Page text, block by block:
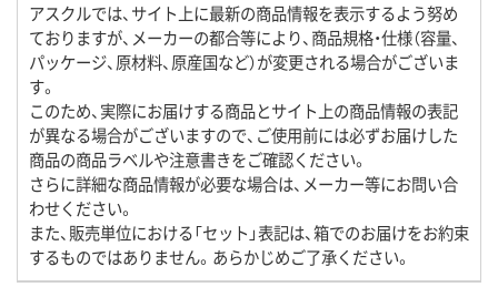
アスクルでは、サイト上に最新の商品情報を表示するよう努め
ておりますが、メーカーの都合等により、商品規格・仕様（容量、
パッケージ、原材料、原産国など）が変更される場合がございま
す。
このため、実際にお届けする商品とサイト上の商品情報の表記
が異なる場合がございますので、ご使用前には必ずお届けした
商品の商品ラベルや注意書きをご確認ください。
さらに詳細な商品情報が必要な場合は、メーカー等にお問い合
わせください。
また、販売単位における「セット」表記は、箱でのお届けをお約束
するものではありません。あらかじめご了承ください。